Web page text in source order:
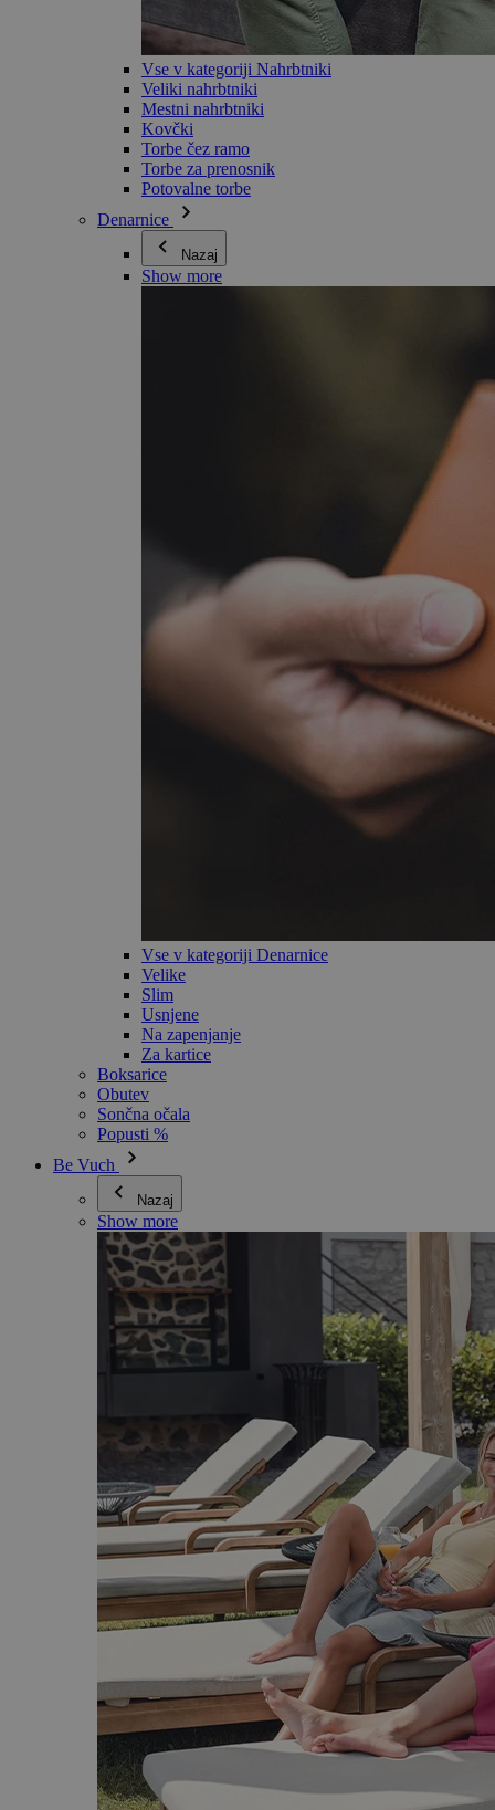
Vse v kategoriji Nahrbtniki
Veliki nahrbtniki
Mestni nahrbtniki
Kovčki
Torbe čez ramo
Torbe za prenosnik
Potovalne torbe
Denarnice
Nazaj
Show more
Vse v kategoriji Denarnice
Velike
Slim
Usnjene
Na zapenjanje
Za kartice
Boksarice
Obutev
Sončna očala
Popusti %
Be Vuch
Nazaj
Show more